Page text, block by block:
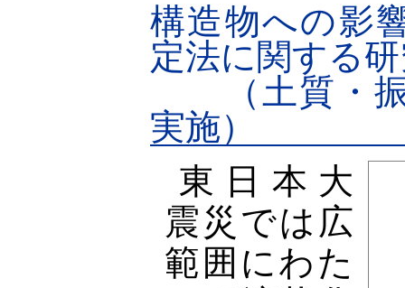
構造物への影
定法に関する
（土質・振
実施）
東日本大
震災では広
範囲にわた